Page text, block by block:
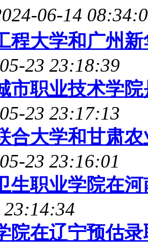
06-14
程大学和广州
23 23:18:39
市职业技术学院
23 23:17:13
合大学和甘肃
23 23:16:01
生职业学院在
23:14:34
院在辽宁预估